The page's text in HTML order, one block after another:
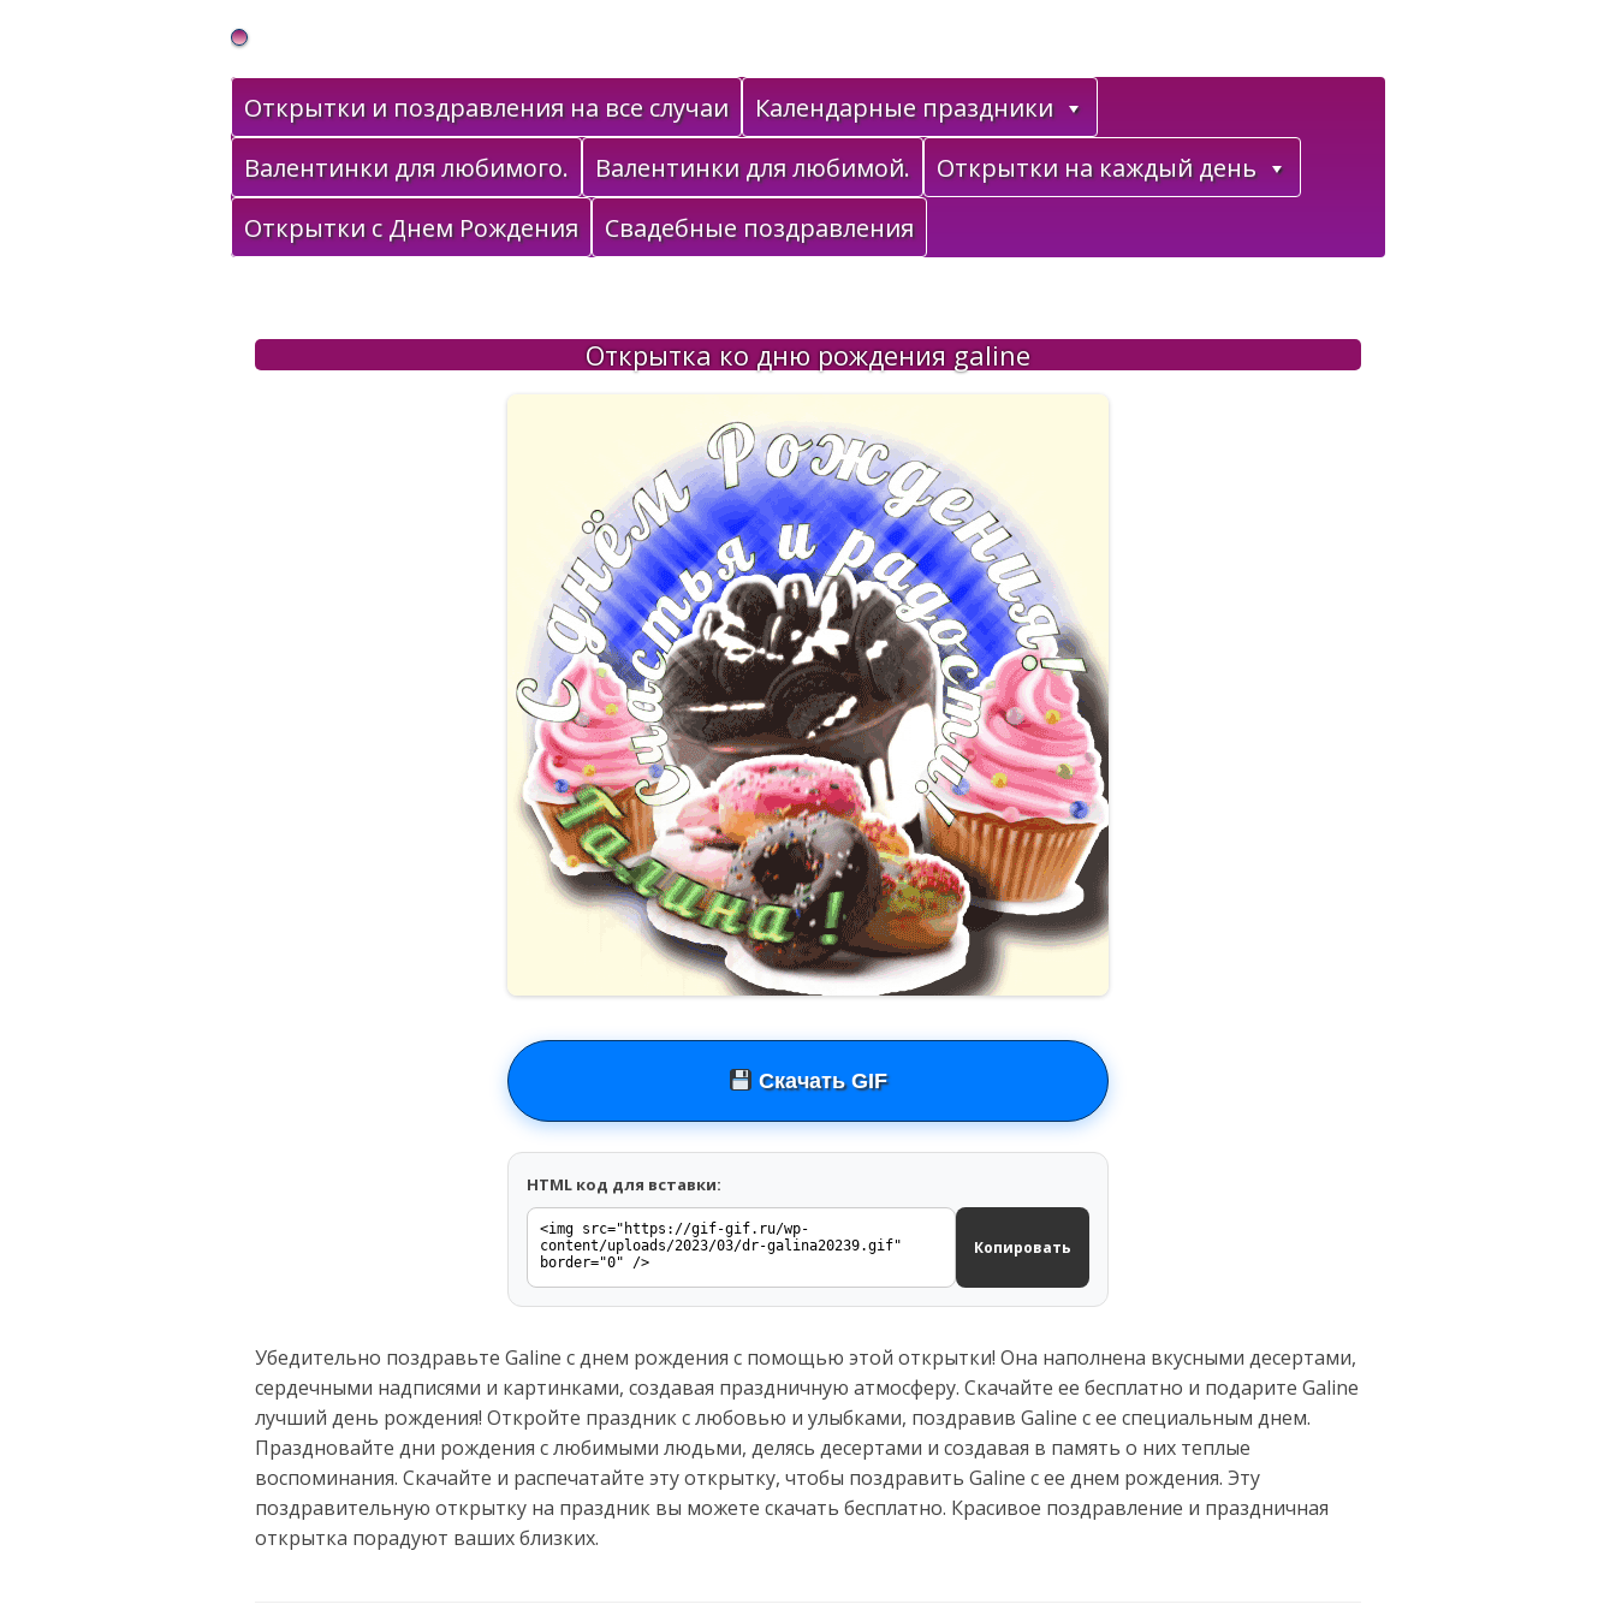
Gif Открытки в подарок
Открытки и поздравления на все случаи
Календарные праздники
Валентинки для любимого.
Валентинки для любимой.
Открытки на каждый день
Открытки с Днем Рождения
Свадебные поздравления
Открытка ко дню рождения galine
Скачать GIF
HTML код для вставки:
Копировать
Убедительно поздравьте Galine с днем рождения с помощью этой открытки! Она наполнена вкусными десертами,
сердечными надписями и картинками, создавая праздничную атмосферу. Скачайте ее бесплатно и подарите Galine
лучший день рождения! Откройте праздник с любовью и улыбками, поздравив Galine с ее специальным днем.
Праздновайте дни рождения с любимыми людьми, делясь десертами и создавая в память о них теплые
воспоминания. Скачайте и распечатайте эту открытку, чтобы поздравить Galine с ее днем рождения. Эту
поздравительную открытку на праздник вы можете скачать бесплатно. Красивое поздравление и праздничная
открытка порадуют ваших близких.